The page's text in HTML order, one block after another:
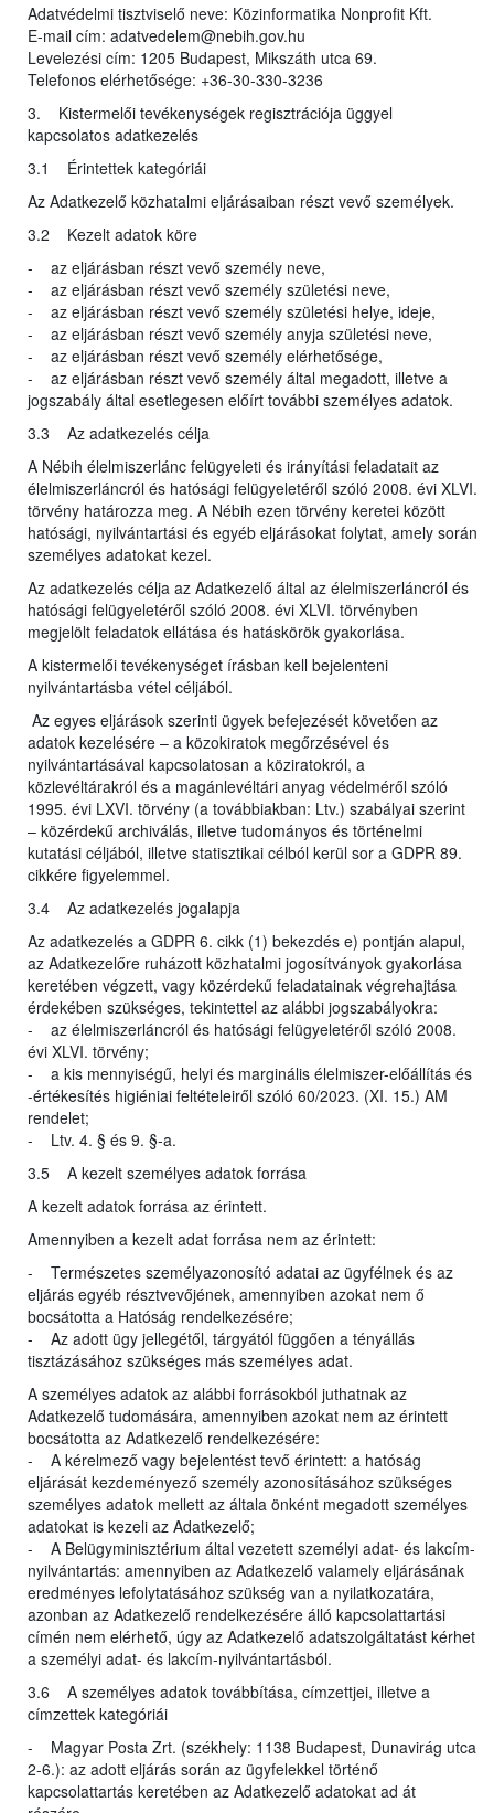
Adatvédelmi tisztviselő neve: Közinformatika Nonprofit Kft.
E-mail cím: adatvedelem@nebih.gov.hu
Levelezési cím: 1205 Budapest, Mikszáth utca 69.
Telefonos elérhetősége: +36-30-330-3236
3. Kistermelői tevékenységek regisztrációja üggyel
kapcsolatos adatkezelés
3.1 Érintettek kategóriái
Az Adatkezelő közhatalmi eljárásaiban részt vevő személyek.
3.2 Kezelt adatok köre
- az eljárásban részt vevő személy neve,
- az eljárásban részt vevő személy születési neve,
- az eljárásban részt vevő személy születési helye, ideje,
- az eljárásban részt vevő személy anyja születési neve,
- az eljárásban részt vevő személy elérhetősége,
- az eljárásban részt vevő személy által megadott, illetve a
jogszabály által esetlegesen előírt további személyes adatok.
3.3 Az adatkezelés célja
A Nébih élelmiszerlánc felügyeleti és irányítási feladatait az
élelmiszerláncról és hatósági felügyeletéről szóló 2008. évi XLVI.
törvény határozza meg. A Nébih ezen törvény keretei között
hatósági, nyilvántartási és egyéb eljárásokat folytat, amely során
személyes adatokat kezel.
Az adatkezelés célja az Adatkezelő által az élelmiszerláncról és
hatósági felügyeletéről szóló 2008. évi XLVI. törvényben
megjelölt feladatok ellátása és hatáskörök gyakorlása.
A kistermelői tevékenységet írásban kell bejelenteni
nyilvántartásba vétel céljából.
Az egyes eljárások szerinti ügyek befejezését követően az
adatok kezelésére – a közokiratok megőrzésével és
nyilvántartásával kapcsolatosan a köziratokról, a
közlevéltárakról és a magánlevéltári anyag védelméről szóló
1995. évi LXVI. törvény (a továbbiakban: Ltv.) szabályai szerint
– közérdekű archiválás, illetve tudományos és történelmi
kutatási céljából, illetve statisztikai célból kerül sor a GDPR 89.
cikkére figyelemmel.
3.4 Az adatkezelés jogalapja
Az adatkezelés a GDPR 6. cikk (1) bekezdés e) pontján alapul,
az Adatkezelőre ruházott közhatalmi jogosítványok gyakorlása
keretében végzett, vagy közérdekű feladatainak végrehajtása
érdekében szükséges, tekintettel az alábbi jogszabályokra:
- az élelmiszerláncról és hatósági felügyeletéről szóló 2008.
évi XLVI. törvény;
- a kis mennyiségű, helyi és marginális élelmiszer-előállítás és
-értékesítés higiéniai feltételeiről szóló 60/2023. (XI. 15.) AM
rendelet;
- Ltv. 4. § és 9. §-a.
3.5 A kezelt személyes adatok forrása
A kezelt adatok forrása az érintett.
Amennyiben a kezelt adat forrása nem az érintett:
- Természetes személyazonosító adatai az ügyfélnek és az
eljárás egyéb résztvevőjének, amennyiben azokat nem ő
bocsátotta a Hatóság rendelkezésére;
- Az adott ügy jellegétől, tárgyától függően a tényállás
tisztázásához szükséges más személyes adat.
A személyes adatok az alábbi forrásokból juthatnak az
Adatkezelő tudomására, amennyiben azokat nem az érintett
bocsátotta az Adatkezelő rendelkezésére:
- A kérelmező vagy bejelentést tevő érintett: a hatóság
eljárását kezdeményező személy azonosításához szükséges
személyes adatok mellett az általa önként megadott személyes
adatokat is kezeli az Adatkezelő;
- A Belügyminisztérium által vezetett személyi adat- és lakcím-
nyilvántartás: amennyiben az Adatkezelő valamely eljárásának
eredményes lefolytatásához szükség van a nyilatkozatára,
azonban az Adatkezelő rendelkezésére álló kapcsolattartási
címén nem elérhető, úgy az Adatkezelő adatszolgáltatást kérhet
a személyi adat- és lakcím-nyilvántartásból.
3.6 A személyes adatok továbbítása, címzettjei, illetve a
címzettek kategóriái
- Magyar Posta Zrt. (székhely: 1138 Budapest, Dunavirág utca
2-6.): az adott eljárás során az ügyfelekkel történő
kapcsolattartás keretében az Adatkezelő adatokat ad át